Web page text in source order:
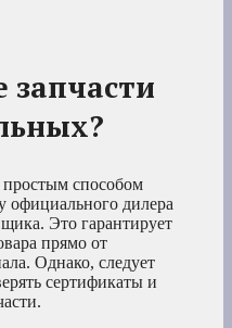
запчасти
способом
официального дилера
Это гарантирует
прямо от
Однако, следует
сертификаты и